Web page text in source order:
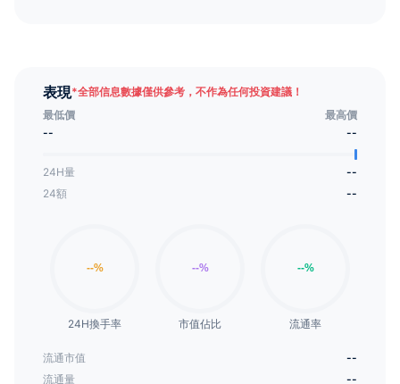
表現*全部信息數據僅供參考，不作為任何投資建議！
最低價
最高價
--
--
24H量
--
24額
--
24H換手率 市值佔比 流通率
流通市值
--
流通量
--